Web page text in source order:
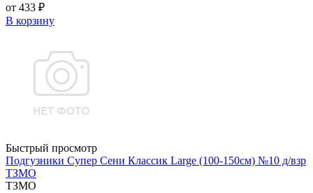
от 433 ₽
В корзину
Быстрый просмотр
Подгузники Супер Сени Классик Large (100-150см) №10 д/взр
ТЗМО
ТЗМО